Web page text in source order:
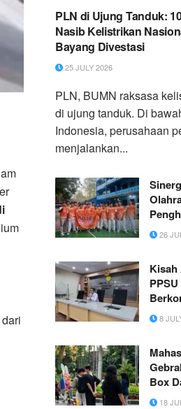
PLN di Ujung Tanduk:
Nasib Kelistrikan
Bayang Divestasi
25 JULY 2026
PLN, BUMN raksasa
di ujung tanduk. Di
Indonesia, perusahaan
menjalankan...
26
Kisah
8
Box
18